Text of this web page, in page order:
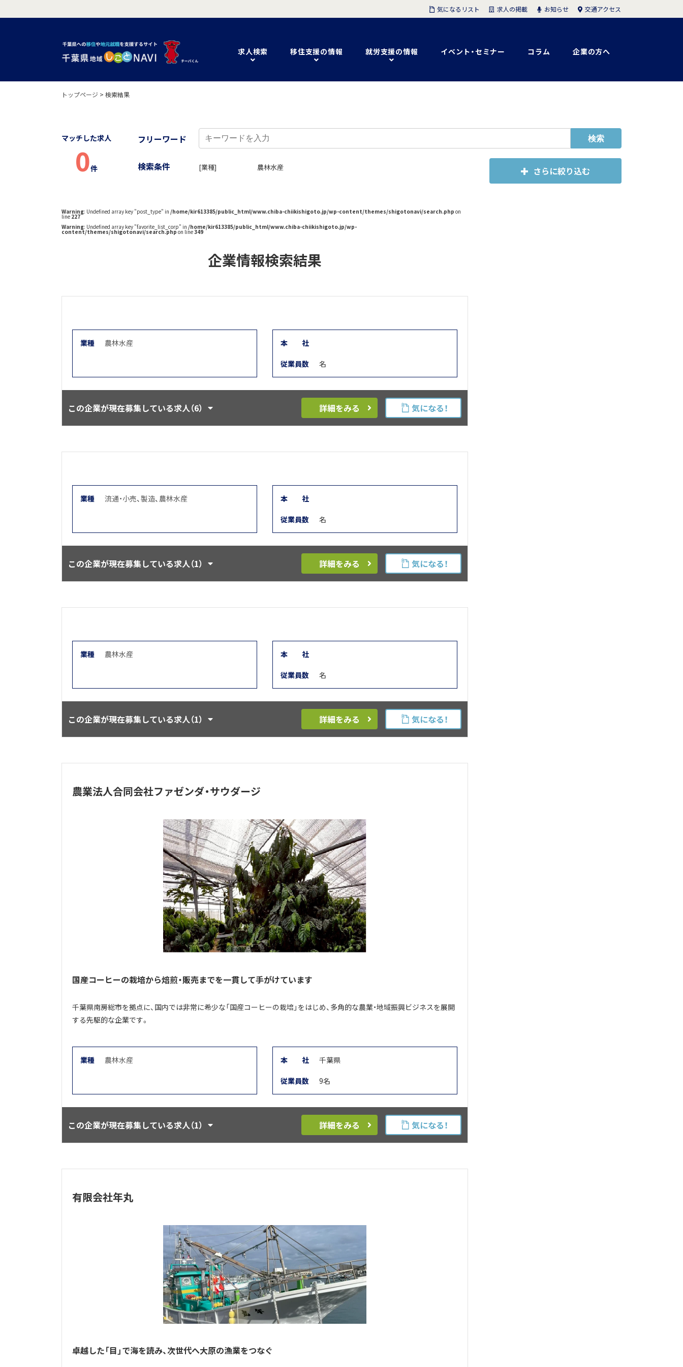
求人検索 移住支援の情報 就労支援の情報 イベント・セミナー コラム 企業の方へ
気になるリスト 求人の掲載 お知らせ 交通アクセス
トップページ > 検索結果
マッチした求人
0件
フリーワード
検索条件 [業種] 農林水産 さらに絞り込む
Warning: Undefined array key "post_type" in /home/kir613385/public_html/www.chiba-chiikishigoto.jp/wp-content/themes/shigotonavi/search.php on
line 227
Warning: Undefined array key "favorite_list_corp" in /home/kir613385/public_html/www.chiba-chiikishigoto.jp/wp-
content/themes/shigotonavi/search.php on line349
企業情報検索結果
業種 農林水産 本 社
従業員数 名
詳細をみる 気になる！
この企業が現在募集している求人（6）
業種 流通・小売、製造、 農林水産 本 社
従業員数 名
詳細をみる 気になる！
この企業が現在募集している求人（1）
業種 農林水産 本 社
従業員数 名
詳細をみる 気になる！
この企業が現在募集している求人（1）
農業法人合同会社ファゼンダ・サウダージ
国産コーヒーの栽培から焙煎・販売までを一貫して手がけています
千葉県南房総市を拠点に、国内では非常に希少な「国産コーヒーの栽培」をはじめ、多角的な農業・地域振興ビジネスを展開
する先駆的な企業です。
業種 農林水産 本 社 千葉県
従業員数 9名
詳細をみる 気になる！
この企業が現在募集している求人（1）
有限会社年丸
卓越した「目」で海を読み、次世代へ大原の漁業をつなぐ